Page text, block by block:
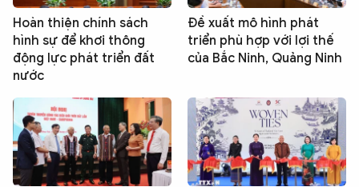
Hoàn thiện chính sách
hình sự để khơi thông
động lực phát triển đất
nước
Đề xuất mô hình phát
triển phù hợp với lợi thế
của Bắc Ninh, Quảng Ninh